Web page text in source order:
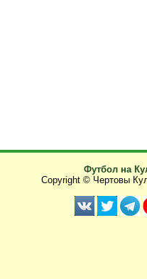
Футбол на
Copyright © Чертовы